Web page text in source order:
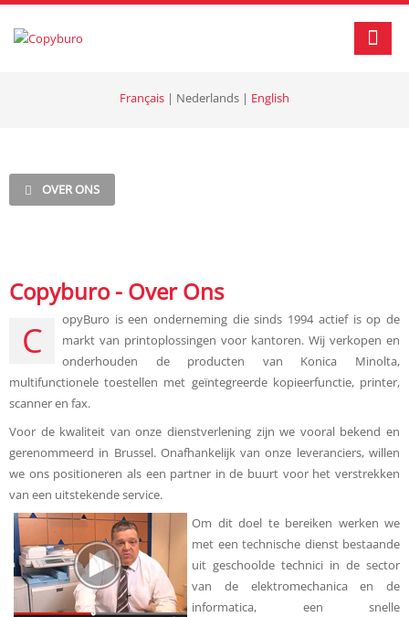
Français | Nederlands | English
OVER ONS
Copyburo - Over Ons
C
opyBuro is een onderneming die sinds 1994 actief is op de
markt van printoplossingen voor kantoren. Wij verkopen en
onderhouden de producten van Konica Minolta,
multifunctionele toestellen met geïntegreerde kopieerfunctie, printer,
scanner en fax.
Voor de kwaliteit van onze dienstverlening zijn we vooral bekend en
gerenommeerd in Brussel. Onafhankelijk van onze leveranciers, willen
we ons positioneren als een partner in de buurt voor het verstrekken
van een uitstekende service.
Om dit doel te bereiken werken we
met een technische dienst bestaande
uit geschoolde technici in de sector
van de elektromechanica en de
informatica, een snelle